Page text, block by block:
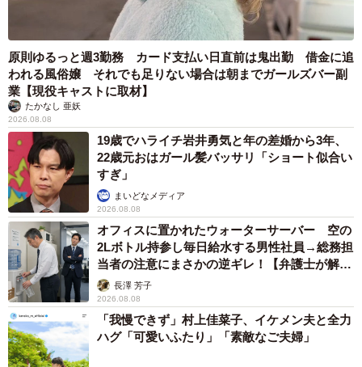
原則ゆるっと週3勤務 カード支払い日直前は鬼出勤 借金に追
われる風俗嬢 それでも足りない場合は朝までガールズバー副
業【現役キャストに取材】
たかなし 亜妖
2026.08.08
19歳でハライチ岩井勇気と年の差婚から3年、
22歳元おはガール髪バッサリ「ショート似合い
すぎ」
まいどなメディア
2026.08.08
オフィスに置かれたウォーターサーバー 空の
2Lボトル持参し毎日給水する男性社員→総務担
当者の注意にまさかの逆ギレ！【弁護士が解
説】長澤 芳子
2026.08.08
「我慢できず」村上佳菜子、イケメン夫と全力
ハグ「可愛いふたり」「素敵なご夫婦」